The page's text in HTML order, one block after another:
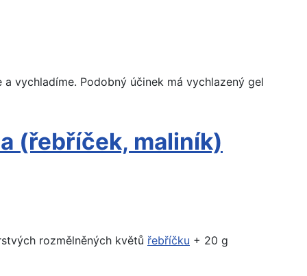
vychladíme. Podobný účinek má vychlazený gel
(řebříček, maliník)
rozmělněných květů řebříčku + 20 g